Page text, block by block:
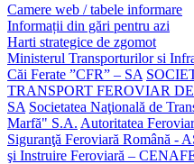
Camere web / tabele informare
Informații din gări pentru azi
Harti strategice de zgomot
Ministerul Transporturilor si
Căi Ferate ”CFR” – SA
TRANSPORT FEROVIAR
SA Societatea Naţională de
Marfă" S.A. Autoritatea
Siguranţă Feroviară Română -
şi Instruire Feroviară –